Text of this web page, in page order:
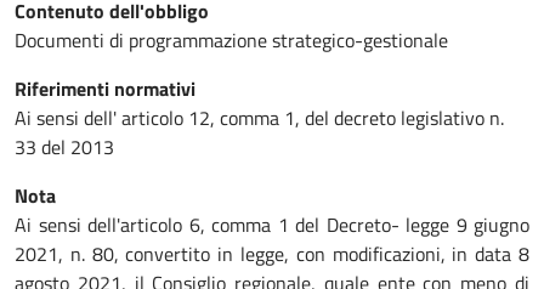
Contenuto dell'obbligo
Documenti di programmazione strategico-gestionale
Riferimenti normativi
Ai sensi dell' articolo 12, comma 1, del decreto legislativo n.
33 del 2013
Nota
Ai sensi dell'articolo 6, comma 1 del Decreto- legge 9 giugno
2021, n. 80, convertito in legge, con modificazioni, in data 8
agosto 2021, il Consiglio regionale, quale ente con meno di